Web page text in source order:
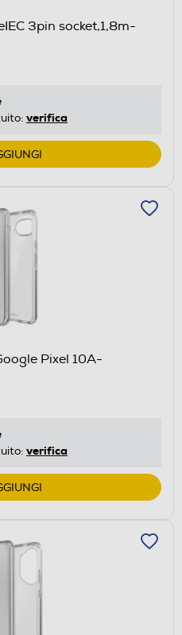
3pin socket,1,8m-
verifica
Pixel 10A-
verifica